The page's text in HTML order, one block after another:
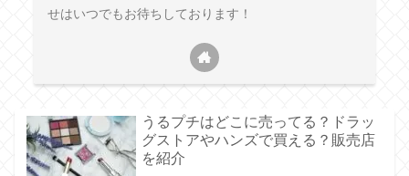
せはいつでもお待ちしております！
うるプチはどこに売ってる？ドラッ
グストアやハンズで買える？販売店
を紹介